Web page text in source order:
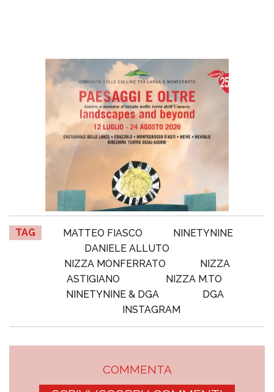
TAG MATTEO FIASCO
NINETYNINE
DANIELE ALLUTO
NIZZA MONFERRATO
NIZZA
ASTIGIANO
NIZZA M.TO
NINETYNINE & DGA
DGA
INSTAGRAM
COMMENTA